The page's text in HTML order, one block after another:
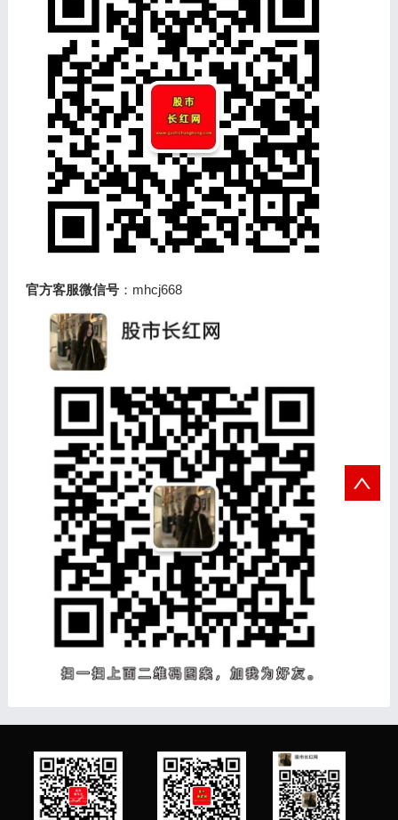
官方客服微信号：mhcj668